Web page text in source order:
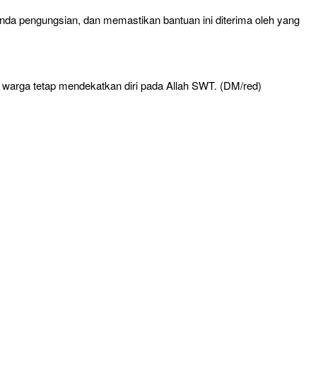
pengungsian, dan memastikan bantuan ini diterima oleh yang
tetap mendekatkan diri pada Allah SWT. (DM/red)